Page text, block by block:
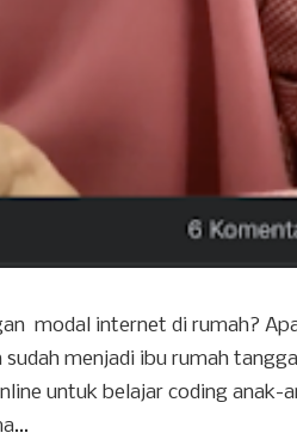
modal internet di rumah?
menjadi ibu rumah
untuk belajar coding anak-